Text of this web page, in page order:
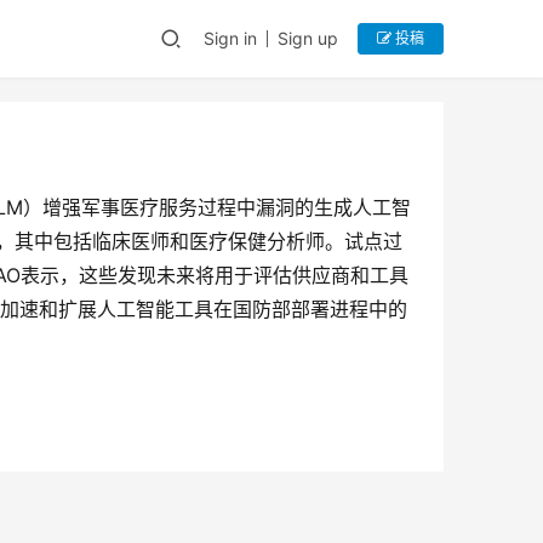
Sign in Sign up 投稿
）增强军事医疗服务过程中漏洞的生成人工智
中包括临床医师和医疗保健分析师。试点过
表示，这些发现未来将用于评估供应商和工具
速和扩展人工智能工具在国防部部署进程中的